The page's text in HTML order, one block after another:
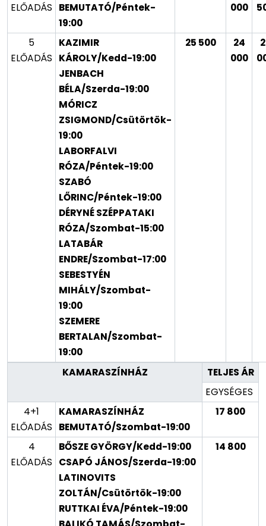
ELŐADÁS
BEMUTATÓ/Péntek-
19:00
000
5
ELŐADÁS
KAZIMIR
KÁROLY/Kedd-19:00
JENBACH
BÉLA/Szerda-19:00
MÓRICZ
ZSIGMOND/Csütörtök-
19:00
LABORFALVI
RÓZA/Péntek-19:00
SZABÓ
LŐRINC/Péntek-19:00
DÉRYNÉ SZÉPPATAKI
RÓZA/Szombat-15:00
LATABÁR
ENDRE/Szombat-17:00
SEBESTYÉN
MIHÁLY/Szombat-
19:00
SZEMERE
BERTALAN/Szombat-
19:00
25 500
24
000
KAMARASZÍNHÁZ
TELJES ÁR
EGYSÉGES
4+1
ELŐADÁS
KAMARASZÍNHÁZ
BEMUTATÓ/Szombat-19:00
17 800
4
ELŐADÁS
BŐSZE GYÖRGY/Kedd-19:00
CSAPÓ JÁNOS/Szerda-19:00
LATINOVITS
ZOLTÁN/Csütörtök-19:00
RUTTKAI ÉVA/Péntek-19:00
14 800